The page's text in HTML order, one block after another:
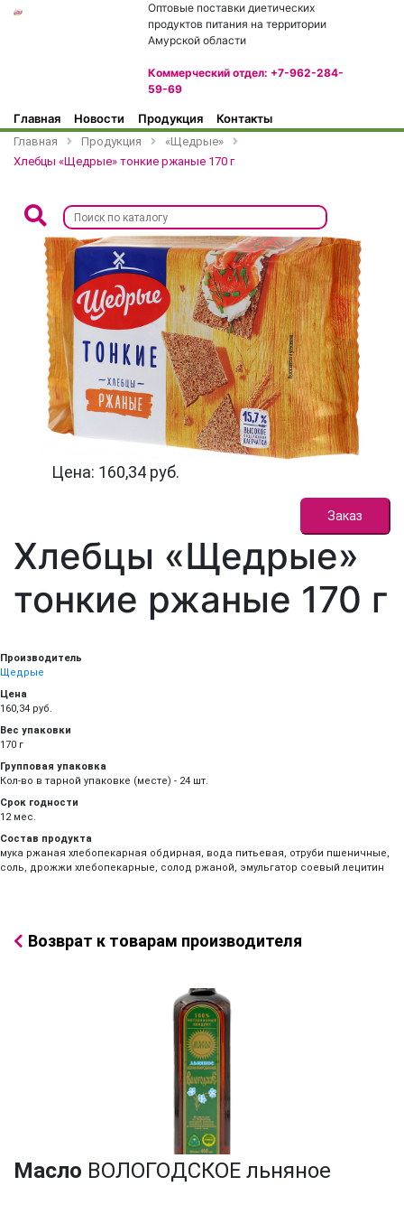
Оптовые поставки диетических
продуктов питания на территории
Амурской области
Коммерческий отдел: +7-962-284-
59-69
Главная Новости Продукция Контакты
Главная Продукция
«Щедрые»
Хлебцы «Щедрые» тонкие ржаные 170 г
Цена: 160,34 руб.
Заказ
Хлебцы «Щедрые»
тонкие ржаные 170 г
Производитель
Щедрые
Цена
160,34 руб.
Вес упаковки
170 г
Групповая упаковка
Кол-во в тарной упаковке (месте) - 24 шт.
Срок годности
12 мес.
Состав продукта
мука ржаная хлебопекарная обдирная, вода питьевая, отруби пшеничные,
соль, дрожжи хлебопекарные, солод ржаной, эмульгатор соевый лецитин
Возврат к товарам производителя
Масло ВОЛОГОДСКОЕ льняное